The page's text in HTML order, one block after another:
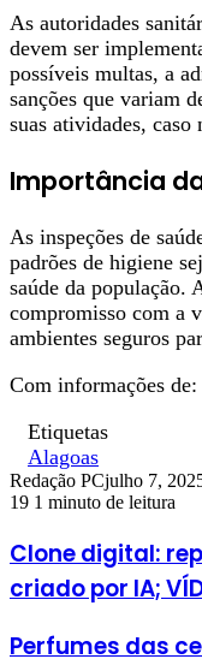
As autoridades
devem ser
possíveis multas, a
sanções que variam
suas atividades, caso
Importância
As inspeções de
padrões de higiene
saúde da população.
compromisso com a
ambientes seguros
Com informações de:
Etiquetas
Alagoas
Redação PCjulho 7,
19 1 minuto de leitura
Clone digital:
criado por IA;
Perfumes das